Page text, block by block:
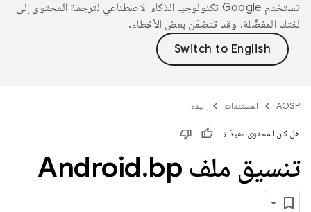
تستخدم Google تكنولوجيا الذكاء الاصطناعي لترجمة المحتوى إلى
لغتك المفضّلة، وقد تتضمّن بعض الأخطاء.
AOSP المستندات البدء
هل كان المحتوى مفيدًا؟
تنسيق ملف Android .bp